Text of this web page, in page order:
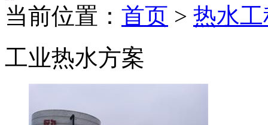
当前位置： 首页 > 热水
工业热水方案